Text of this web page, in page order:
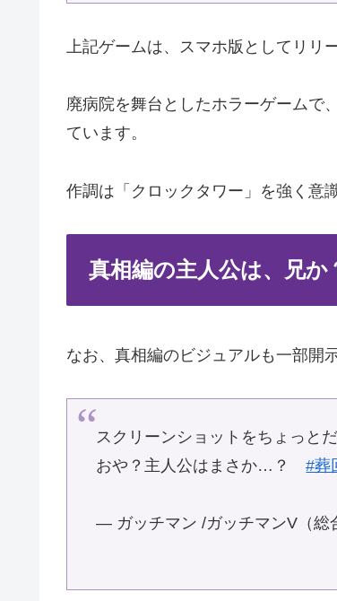
上記ゲームは、スマホ版としてリリ
廃病院を舞台としたホラーゲームで
ています。
作調は「クロックタワー」を強く意
真相編の主人公は、兄か
なお、真相編のビジュアルも一部開
スクリーンショットをちょっとだ
おや？主人公はまさか…？#葬
— ガッチマン /ガッチマンV（総